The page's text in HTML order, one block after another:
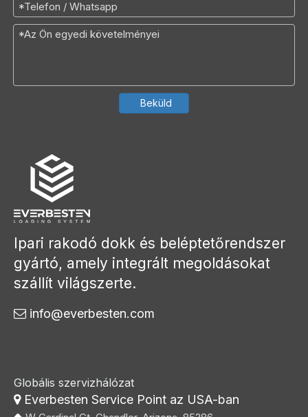
Beküld
Ipari rakodó dokk és beléptetőrendszer
gyártó, amely integrált megoldásokat
szállít világszerte.
 info@everbesten.com
Globális szervizhálózat
Everbesten Service Point az USA-ban